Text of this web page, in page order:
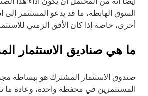
السوق الهابطة، ما قد يدعو المستثمر
أخرى، خاصة إذا كان الأفق الزمني
ما هي صناديق الاستثمار
صندوق الاستثمار المشترك هو ببساطة
المستثمرين في محفظة واحدة، وعادة ما